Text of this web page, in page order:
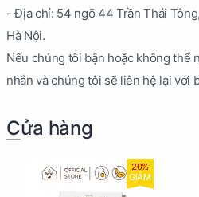
- Địa chỉ: 54 ngõ 44 Trần Thái
Hà Nội.
Nếu chúng tôi bận hoặc không thể
nhắn và chúng tôi sẽ liên hệ lại với
Cửa hàng
20%
GIẢM